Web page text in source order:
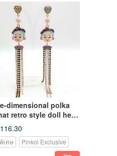
dimensional polka
retro style doll head
with Swarovski
flashing diamond
earrings can be
เศษ Pinkoi Exclusive